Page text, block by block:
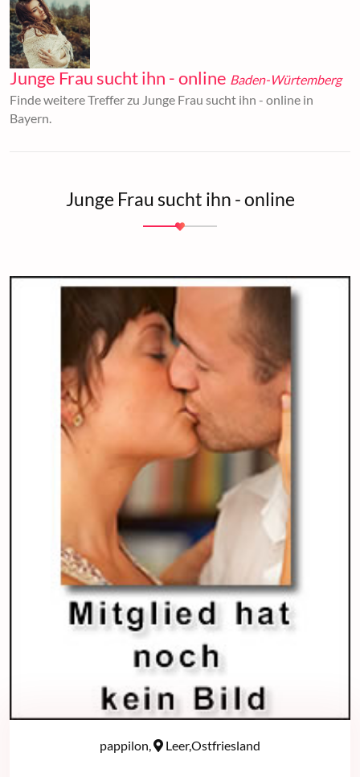
Junge Frau sucht ihn - online Baden-Würtemberg
Finde weitere Treffer zu Junge Frau sucht ihn - online in
Bayern.
Junge Frau sucht ihn - online
pappilon, Leer,Ostfriesland